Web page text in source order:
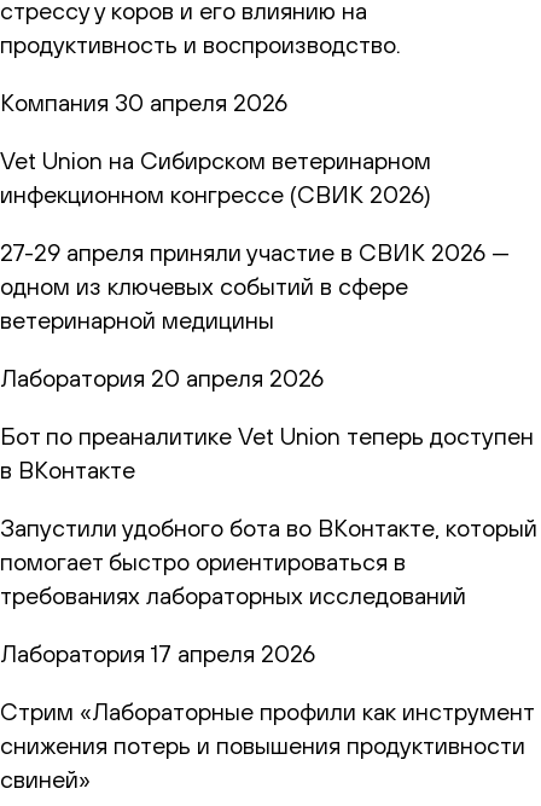
стрессу у коров и его влиянию на
продуктивность и воспроизводство.
Компания 30 апреля 2026
Vet Union на Сибирском ветеринарном
инфекционном конгрессе (СВИК 2026)
27-29 апреля приняли участие в СВИК 2026 —
одном из ключевых событий в сфере
ветеринарной медицины
Лаборатория 20 апреля 2026
Бот по преаналитике Vet Union теперь доступен
в ВКонтакте
Запустили удобного бота во ВКонтакте, который
помогает быстро ориентироваться в
требованиях лабораторных исследований
Лаборатория 17 апреля 2026
Стрим «Лабораторные профили как инструмент
снижения потерь и повышения продуктивности
свиней»